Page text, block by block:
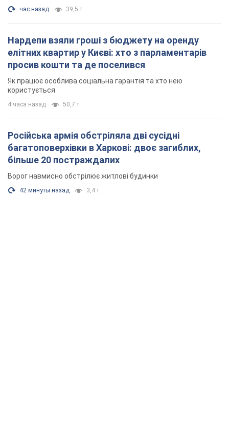
час назад 39,5 т.
Нардепи взяли гроші з бюджету на оренду
елітних квартир у Києві: хто з парламентарів
просив кошти та де поселився
Як працює особлива соціальна гарантія та хто нею
користується
4 часа назад 50,7 т.
Російська армія обстріляла дві сусідні
багатоповерхівки в Харкові: двоє загиблих,
більше 20 постраждалих
Ворог навмисно обстрілює житлові будинки
42 минуты назад 3,4 т.